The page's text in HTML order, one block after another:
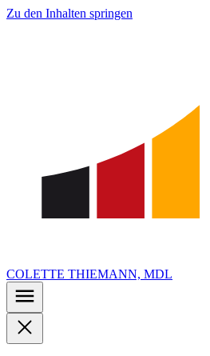
Zu den Inhalten springen
COLETTE THIEMANN, MDL